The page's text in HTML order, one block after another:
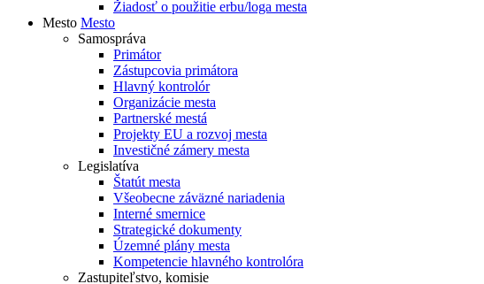
Žiadosť o použitie erbu/loga mesta
Mesto Mesto
Samospráva
Primátor
Zástupcovia primátora
Hlavný kontrolór
Organizácie mesta
Partnerské mestá
Projekty EU a rozvoj mesta
Investičné zámery mesta
Legislatíva
Štatút mesta
Všeobecne záväzné nariadenia
Interné smernice
Strategické dokumenty
Územné plány mesta
Kompetencie hlavného kontrolóra
Zastupiteľstvo, komisie